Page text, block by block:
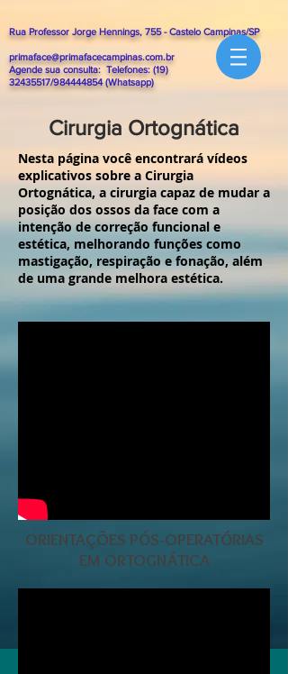
Rua Professor Jorge Hennings, 755 - Castelo Campinas/SP
primaface@primafacecampinas.com.br
Agende sua consulta: Telefones: (19)
32435517/984444854 (Whatsapp)
Cirurgia Ortognática
Nesta página você encontrará vídeos
explicativos sobre a Cirurgia
Ortognática, a cirurgia capaz de mudar a
posição dos ossos da face com a
intenção de correção funcional e
estética, melhorando funções como
mastigação, respiração e fonação, além
de uma grande melhora estética.
ORIENTAÇÕES PÓS-OPERATÓRIAS
EM ORTOGNÁTICA